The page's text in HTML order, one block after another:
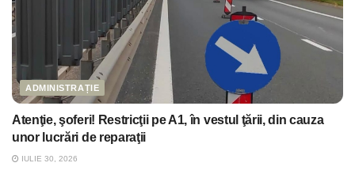
ADMINISTRAȚIE
Atenţie, şoferi! Restricţii pe A1, în vestul ţării, din cauza
unor lucrări de reparaţii
IULIE 30, 2026